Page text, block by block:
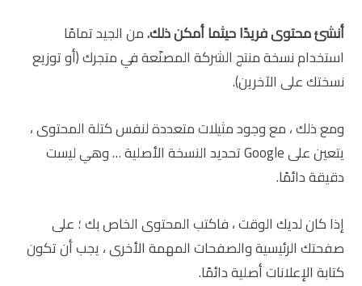
أنشئ محتوى فريدًا حيثما أمكن ذلك.من الجيد تمامًا
استخدام نسخة منتج الشركة المصنّعة في متجرك (أو توزيع
نسختك على الآخرين).
ومع ذلك ، مع وجود مثيلات متعددة لنفس كتلة المحتوى ،
يتعين على Google تحديد النسخة الأصلية … وهي ليست
دقيقة دائمًا.
إذا كان لديك الوقت ، فاكتب المحتوى الخاص بك ؛ على
صفحتك الرئيسية والصفحات المهمة الأخرى ، يجب أن تكون
كتابة الإعلانات أصلية دائمًا.